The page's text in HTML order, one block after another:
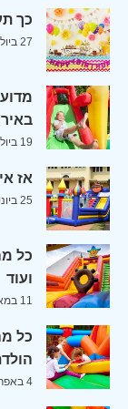
כך
27 ביולי 2017
19 ביולי 2017
אז
25 ביוני 2017
כל
ועוד
11 במאי 2017
כל
4 באפריל 2017